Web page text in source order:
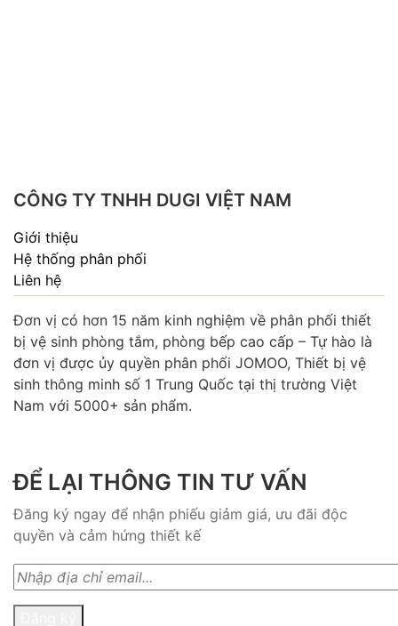
CÔNG TY TNHH DUGI VIỆT NAM
Giới thiệu
Hệ thống phân phối
Liên hệ
Đơn vị có hơn 15 năm kinh nghiệm về phân phối thiết
bị vệ sinh phòng tắm, phòng bếp cao cấp – Tự hào là
đơn vị được ủy quyền phân phối JOMOO, Thiết bị vệ
sinh thông minh số 1 Trung Quốc tại thị trường Việt
Nam với 5000+ sản phẩm.
ĐỂ LẠI THÔNG TIN TƯ VẤN
Đăng ký ngay để nhận phiếu giảm giá, ưu đãi độc
quyền và cảm hứng thiết kế